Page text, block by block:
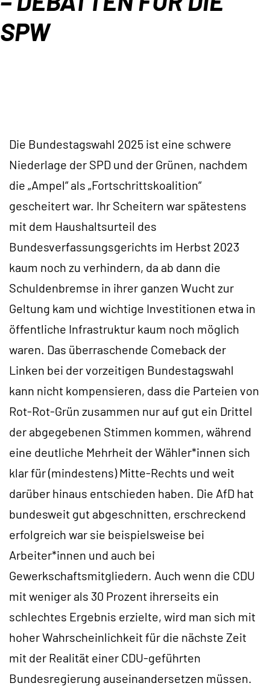
Orientierungsrahmen
SPW
Die Bundestagswahl 2025 ist eine schwere
Niederlage der SPD und der Grünen, nachdem
die „Ampel“ als „Fortschrittskoalition“
gescheitert war. Ihr Scheitern war spätestens
mit dem Haushaltsurteil des
Bundesverfassungsgerichts im Herbst 2023
kaum noch zu verhindern, da ab dann die
Schuldenbremse in ihrer ganzen Wucht zur
Geltung kam und wichtige Investitionen etwa in
öffentliche Infrastruktur kaum noch möglich
waren. Das überraschende Comeback der
Linken bei der vorzeitigen Bundestagswahl
kann nicht kompensieren, dass die Parteien von
Rot-Rot-Grün zusammen nur auf gut ein Drittel
der abgegebenen Stimmen kommen, während
eine deutliche Mehrheit der Wähler*innen sich
klar für (mindestens) Mitte-Rechts und weit
darüber hinaus entschieden haben. Die AfD hat
bundesweit gut abgeschnitten, erschreckend
erfolgreich war sie beispielsweise bei
Arbeiter*innen und auch bei
Gewerkschaftsmitgliedern. Auch wenn die CDU
mit weniger als 30 Prozent ihrerseits ein
schlechtes Ergebnis erzielte, wird man sich mit
hoher Wahrscheinlichkeit für die nächste Zeit
mit der Realität einer CDU-geführten
Bundesregierung auseinandersetzen müssen.